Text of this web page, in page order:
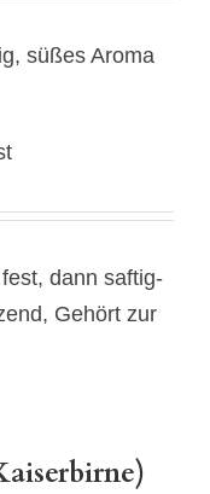
süßes Aroma
dann saftig-
Gehört zur